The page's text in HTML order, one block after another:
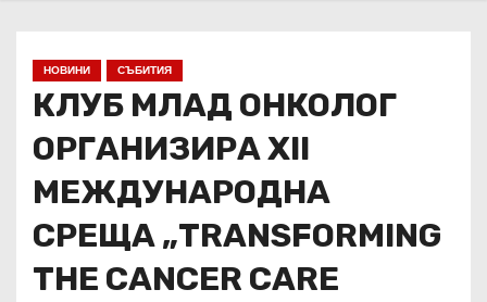
НОВИНИ СЪБИТИЯ
КЛУБ МЛАД ОНКОЛОГ
ОРГАНИЗИРА XII
МЕЖДУНАРОДНА
СРЕЩА „TRANSFORMING
THE CANCER CARE